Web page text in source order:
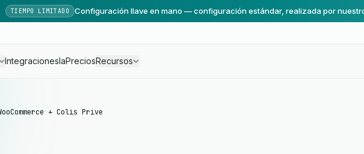
TIEMPO LIMITADO Configuración llave en mano — configuración estándar, realizada por
IntegracionesIaPreciosRecursos
+ Colis Prive